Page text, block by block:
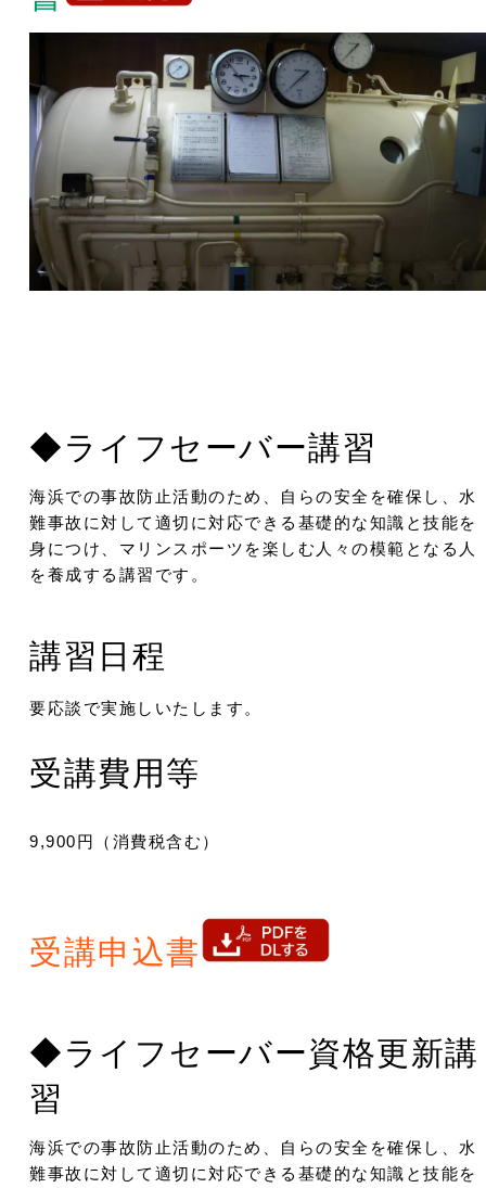
◆ライフセーバー講習
海浜での事故防止活動のため、自らの安全を確保し、水
難事故に対して適切に対応できる基礎的な知識と技能を
身につけ、マリンスポーツを楽しむ人々の模範となる人
を養成する講習です。
講習日程
要応談で実施しいたします。
受講費用等
9,900円（消費税含む）
受講申込書
◆ライフセーバー資格更新講
習
海浜での事故防止活動のため、自らの安全を確保し、水
難事故に対して適切に対応できる基礎的な知識と技能を